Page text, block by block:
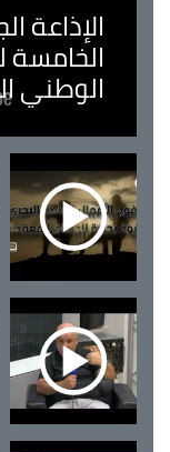
الإذاعة
الخامسة
الوطني